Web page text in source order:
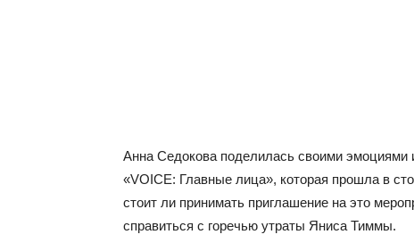
Анна Седокова поделилась своими эмоциями
«VOICE: Главные лица», которая прошла в
стоит ли принимать приглашение на это
справиться с горечью утраты Яниса Тиммы.